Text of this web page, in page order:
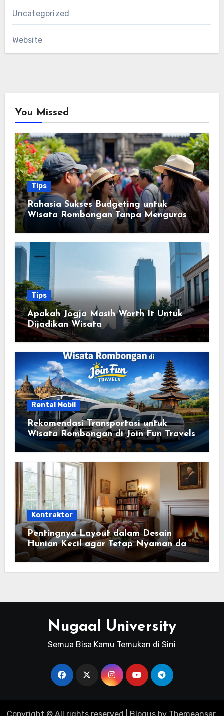
Uncategorized
Website
You Missed
Tips
Rahasia Sukses Budgeting untuk
Wisata Rombongan Tanpa Menguras
Kantong
Tips
Apakah Jogja Masih Worth It Untuk
Dijadikan Wisata
Rental Mobil
Rekomendasi Transportasi untuk
Wisata Rombongan di Join Fun Travels
Kontraktor
Pentingnya Layout dalam Desain
Hunian Kecil agar Tetap Nyaman dan
Fungsional
Nugaal University
Semua Bisa Kamu Temukan di Sini